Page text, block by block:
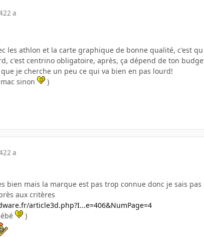
22 a
les athlon et la carte graphique de bonne qualité, c'est
c'est centrino obligatoire, après, ça dépend de ton
je cherche un peu ce qui va bien en pas lourd!
sinon
)
22 a
bien mais la marque est pas trop connue donc je sais
aux critères
article3d.php?I...e=406&NumPage=4
)